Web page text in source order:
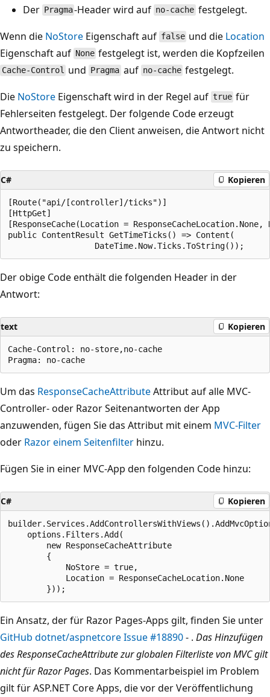
Der Pragma-Header wird auf no-cache festgelegt.
Wenn die NoStore Eigenschaft auf false und die Location
Eigenschaft auf None festgelegt ist, werden die Kopfzeilen
Cache-Control und Pragma auf no-cache festgelegt.
Die NoStore Eigenschaft wird in der Regel auf true für
Fehlerseiten festgelegt. Der folgende Code erzeugt
Antwortheader, die den Client anweisen, die Antwort nicht
zu speichern.
C# Kopieren
[Route("api/[controller]/ticks")]
[HttpGet]
[ResponseCache(Location =
public ContentResult GetTimeTicks() => Content(
Der obige Code enthält die folgenden Header in der
Antwort:
text Kopieren
Cache-Control: no-store,no-cache
Um das ResponseCacheAttributeAttribut auf alle MVC-
Controller- oder Razor Seitenantworten der App
anzuwenden, fügen Sie das Attribut mit einem MVC-Filter
oder Razor einem Seitenfilter hinzu.
Fügen Sie in einer MVC-App den folgenden Code hinzu:
C# Kopieren
    options.Filters.Add(
        new ResponseCacheAttribute
        {
            NoStore = true,
            Location = ResponseCacheLocation.None
Ein Ansatz, der für Razor Pages-Apps gilt, finden Sie unter
GitHub dotnet/aspnetcore Issue #18890- . Das Hinzufügen
des ResponseCacheAttribute zur globalen Filterliste von MVC gilt
nicht für Razor Pages. Das Kommentarbeispiel im Problem
gilt für ASP.NET Core Apps, die vor der Veröffentlichung